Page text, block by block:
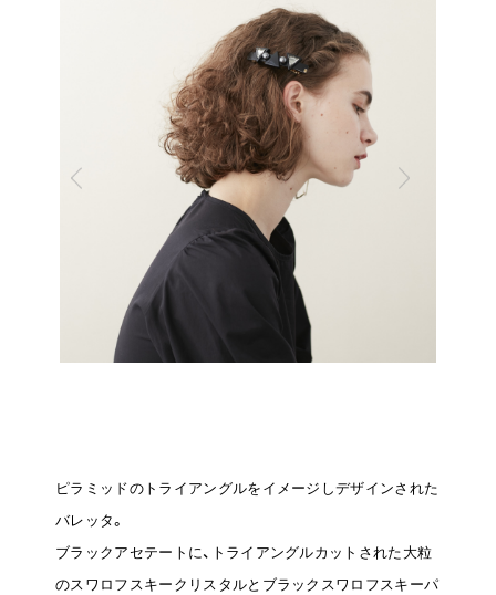
ピラミッドのトライアングルをイメージしデザインされた
バレッタ。
ブラックアセテートに、トライアングルカットされた大粒
のスワロフスキークリスタルとブラックスワロフスキーパ